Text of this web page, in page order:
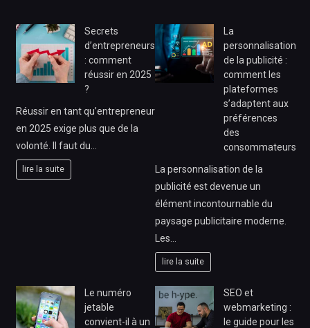
Secrets
d’entrepreneurs
: comment
réussir en 2025
?
Réussir en tant qu’entrepreneur
en 2025 exige plus que de la
volonté. Il faut du…
lire la suite
La
personnalisation
de la publicité :
comment les
plateformes
s’adaptent aux
préférences
des
consommateurs
La personnalisation de la
publicité est devenue un
élément incontournable du
paysage publicitaire moderne.
Les…
lire la suite
Le numéro
jetable
convient-il à un
SEO et
webmarketing :
le guide pour les